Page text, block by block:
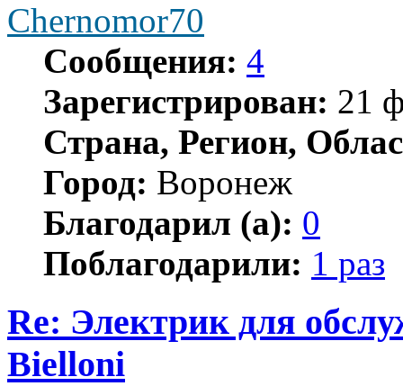
Chernomor70
Сообщения: 4
Зарегистрирован: 21
Страна, Регион,
Город: Воронеж
Благодарил (а): 0
Поблагодарили: 1 раз
Re: Электрик для
Bielloni